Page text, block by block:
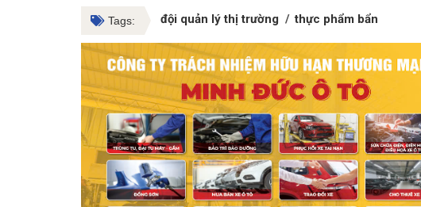
Tags: đội quản lý thị trường thực phẩm bẩn